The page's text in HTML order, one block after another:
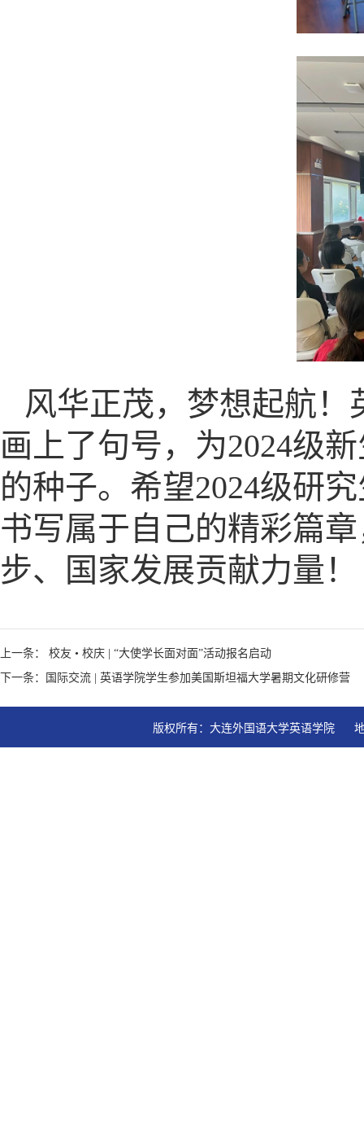
风华正茂，梦想起航
画上了句号，为2024级
的种子。希望2024级研
书写属于自己的精彩篇
步、国家发展贡献力量！
上一条： 校友 • 校庆 | “大使学长面对面”活动报名启动
下一条：国际交流 | 英语学院学生参加美国斯坦福大学暑期文化研修营
版权所有：大连外国语大学英语学院